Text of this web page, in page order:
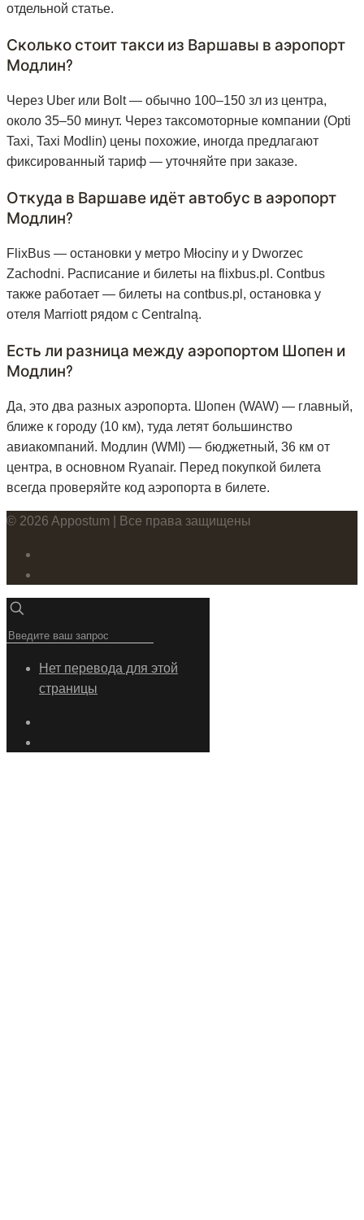
отдельной статье.
Сколько стоит такси из Варшавы в аэропорт
Модлин?
Через Uber или Bolt — обычно 100–150 зл из центра,
около 35–50 минут. Через таксомоторные компании (Opti
Taxi, Taxi Modlin) цены похожие, иногда предлагают
фиксированный тариф — уточняйте при заказе.
Откуда в Варшаве идёт автобус в аэропорт
Модлин?
FlixBus — остановки у метро Młociny и у Dworzec
Zachodni. Расписание и билеты на flixbus.pl. Contbus
также работает — билеты на contbus.pl, остановка у
отеля Marriott рядом с Centralną.
Есть ли разница между аэропортом Шопен и
Модлин?
Да, это два разных аэропорта. Шопен (WAW) — главный,
ближе к городу (10 км), туда летят большинство
авиакомпаний. Модлин (WMI) — бюджетный, 36 км от
центра, в основном Ryanair. Перед покупкой билета
всегда проверяйте код аэропорта в билете.
© 2026 Appostum | Все права защищены
Нет перевода для этой
страницы